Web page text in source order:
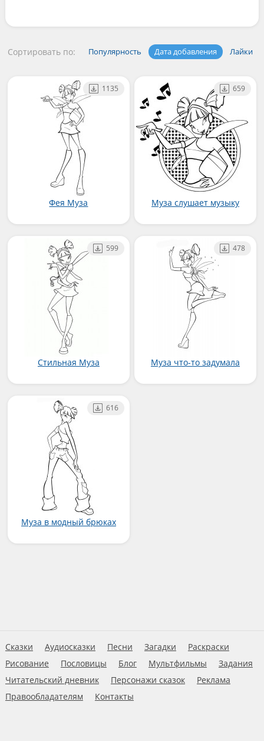
Сортировать по: Популярность Дата добавления Лайки
Фея Муза
1135
Муза слушает музыку
659
Стильная Муза
599
Муза что-то задумала
478
Муза в модный брюках
616
Сказки Аудиосказки Песни Загадки
Раскраски
Рисование
Пословицы Блог Мультфильмы
Задания
Читательский дневник
Персонажи сказок
Реклама
Правообладателям
Контакты